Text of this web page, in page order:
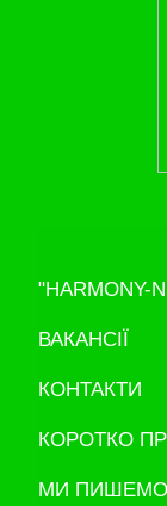
"HARMONY-
ВАКАНСІЇ
КОНТАКТИ
КОРОТКО
МИ ПИШЕМО